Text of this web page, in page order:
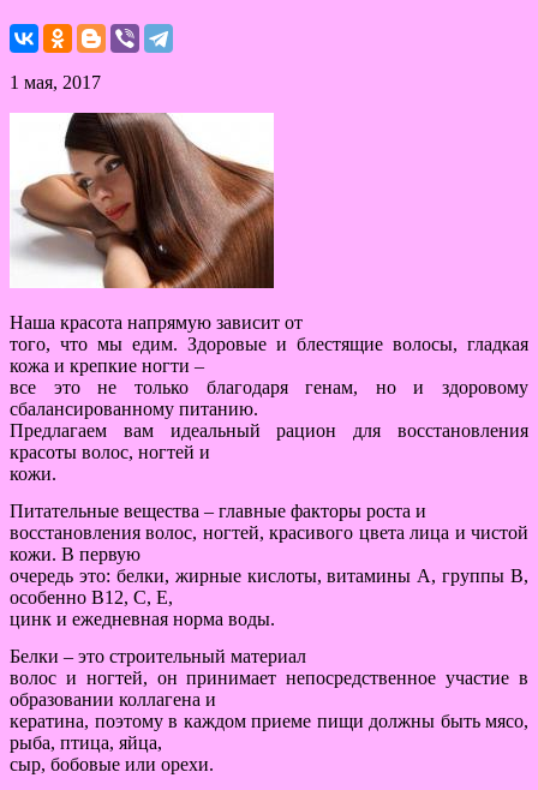
1 мая, 2017
Наша красота напрямую зависит от
того, что мы едим. Здоровые и блестящие волосы, гладкая
кожа и крепкие ногти –
все это не только благодаря генам, но и здоровому
сбалансированному питанию.
Предлагаем вам идеальный рацион для восстановления
красоты волос, ногтей и
кожи.
Питательные вещества – главные факторы роста и
восстановления волос, ногтей, красивого цвета лица и чистой
кожи. В первую
очередь это: белки, жирные кислоты, витамины А, группы В,
особенно B12, С, Е,
цинк и ежедневная норма воды.
Белки – это строительный материал
волос и ногтей, он принимает непосредственное участие в
образовании коллагена и
кератина, поэтому в каждом приеме пищи должны быть мясо,
рыба, птица, яйца,
сыр, бобовые или орехи.